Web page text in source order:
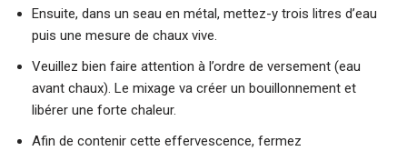
Ensuite, dans un seau en métal, mettez-y trois litres d’eau
puis une mesure de chaux vive.
Veuillez bien faire attention à l’ordre de versement (eau
avant chaux). Le mixage va créer un bouillonnement et
libérer une forte chaleur.
Afin de contenir cette effervescence, fermez